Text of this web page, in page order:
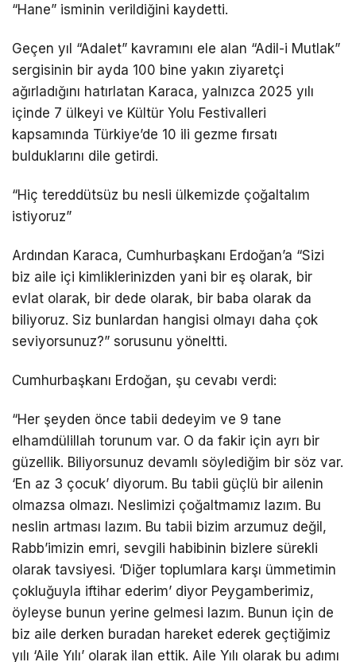
“Hane” isminin verildiğini kaydetti.
Geçen yıl “Adalet” kavramını ele alan “Adil-i Mutlak”
sergisinin bir ayda 100 bine yakın ziyaretçi
ağırladığını hatırlatan Karaca, yalnızca 2025 yılı
içinde 7 ülkeyi ve Kültür Yolu Festivalleri
kapsamında Türkiye’de 10 ili gezme fırsatı
bulduklarını dile getirdi.
“Hiç tereddütsüz bu nesli ülkemizde çoğaltalım
istiyoruz”
Ardından Karaca, Cumhurbaşkanı Erdoğan’a “Sizi
biz aile içi kimliklerinizden yani bir eş olarak, bir
evlat olarak, bir dede olarak, bir baba olarak da
biliyoruz. Siz bunlardan hangisi olmayı daha çok
seviyorsunuz?” sorusunu yöneltti.
Cumhurbaşkanı Erdoğan, şu cevabı verdi:
“Her şeyden önce tabii dedeyim ve 9 tane
elhamdülillah torunum var. O da fakir için ayrı bir
güzellik. Biliyorsunuz devamlı söylediğim bir söz var.
‘En az 3 çocuk’ diyorum. Bu tabii güçlü bir ailenin
olmazsa olmazı. Neslimizi çoğaltmamız lazım. Bu
neslin artması lazım. Bu tabii bizim arzumuz değil,
Rabb’imizin emri, sevgili habibinin bizlere sürekli
olarak tavsiyesi. ‘Diğer toplumlara karşı ümmetimin
çokluğuyla iftihar ederim’ diyor Peygamberimiz,
öyleyse bunun yerine gelmesi lazım. Bunun için de
biz aile derken buradan hareket ederek geçtiğimiz
yılı ‘Aile Yılı’ olarak ilan ettik. Aile Yılı olarak bu adımı